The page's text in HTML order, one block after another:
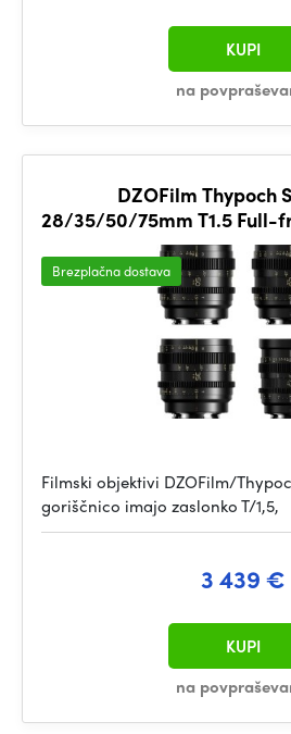
na
KUPI
DZOFilm Thypoch
28/35/50/75mm T1.5 Full-
Lens Kit (E-
Brezplačna dostava
Filmski objektivi DZOFilm/
goriščnico imajo zaslonko T/1,5,
3 439 €
na
KUPI